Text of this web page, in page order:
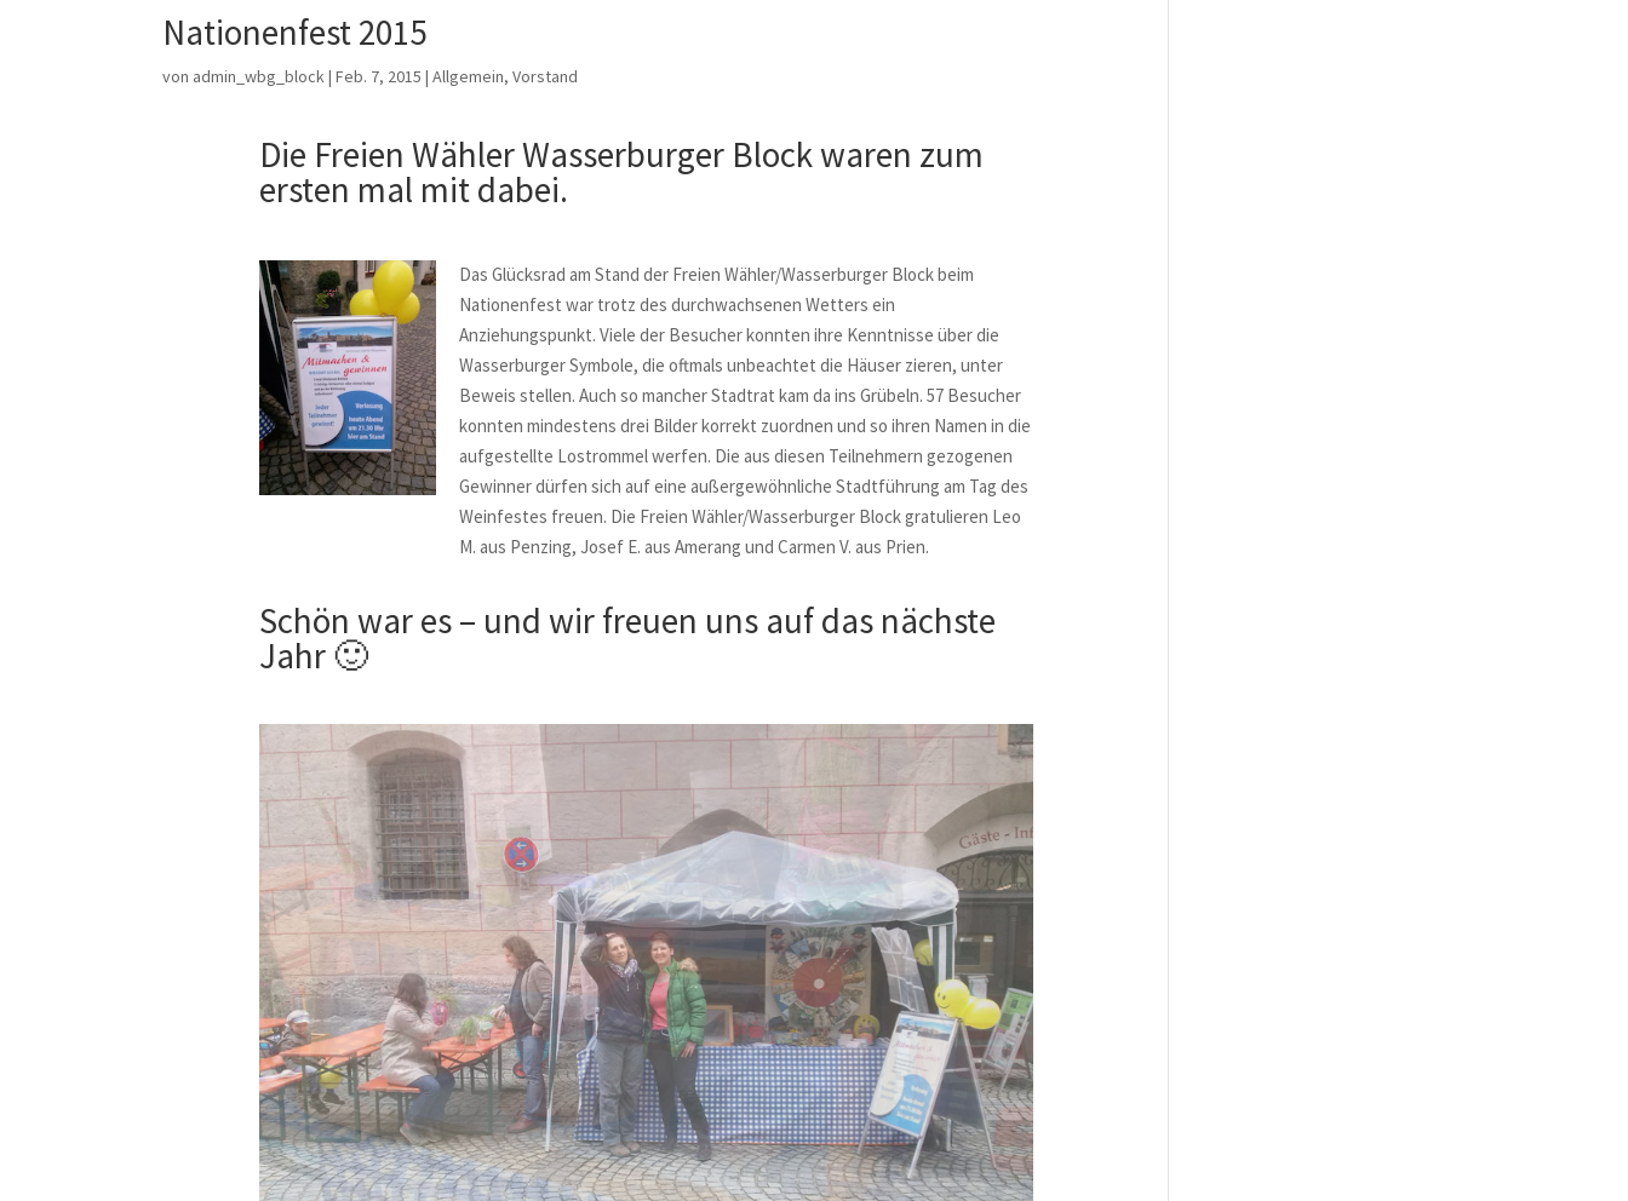
Nationenfest 2015
von admin_wbg_block|Feb. 7, 2015 |Allgemein,Vorstand
Die Freien Wähler Wasserburger Block waren zum
ersten mal mit dabei.
Das Glücksrad am Stand der Freien Wähler/Wasserburger Block beim
Nationenfest war trotz des durchwachsenen Wetters ein
Anziehungspunkt. Viele der Besucher konnten ihre Kenntnisse über die
Wasserburger Symbole, die oftmals unbeachtet die Häuser zieren, unter
Beweis stellen. Auch so mancher Stadtrat kam da ins Grübeln. 57 Besucher
konnten mindestens drei Bilder korrekt zuordnen und so ihren Namen in die
aufgestellte Lostrommel werfen. Die aus diesen Teilnehmern gezogenen
Gewinner dürfen sich auf eine außergewöhnliche Stadtführung am Tag des
Weinfestes freuen. Die Freien Wähler/Wasserburger Block gratulieren Leo
M. aus Penzing, Josef E. aus Amerang und Carmen V. aus Prien.
Schön war es – und wir freuen uns auf das nächste
Jahr 🙂